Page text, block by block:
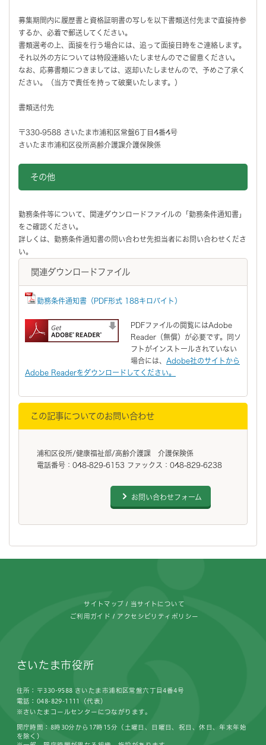
募集期間内に履歴書と資格証明書の写しを以下書類送付先まで直接持参
するか、必着で郵送してください。
書類選考の上、面接を行う場合には、追って面接日時をご連絡します。
それ以外の方については特段連絡いたしませんのでご留意ください。
なお、応募書類につきましては、返却いたしませんので、予めご了承く
ださい。（当方で責任を持って破棄いたします。）
書類送付先
〒330-9588 さいたま市浦和区常盤6丁目4番4号
さいたま市浦和区役所高齢介護課介護保険係
その他
勤務条件等について、関連ダウンロードファイルの「勤務条件通知書」
をご確認ください。
詳しくは、勤務条件通知書の問い合わせ先担当者にお問い合わせくださ
い。
関連ダウンロードファイル
勤務条件通知書（PDF形式 188キロバイト）
PDFファイルの閲覧にはAdobe
Reader（無償）が必要です。同ソ
フトがインストールされていない
場合には、 Adobe社のサイトから
Adobe Readerをダウンロードしてください。
この記事についてのお問い合わせ
浦和区役所/健康福祉部/高齢介護課 介護保険係
電話番号：048-829-6153 ファックス：048-829-6238
お問い合わせフォーム
サイトマップ 当サイトについて
ご利用ガイド アクセシビリティポリシー
さいたま市役所
住所：〒330-9588 さいたま市浦和区常盤六丁目4番4号
電話：048-829-1111（代表）
※さいたまコールセンターにつながります。
開庁時間：8時30分から17時15分（土曜日、日曜日、祝日、休日、年末年始
を除く）